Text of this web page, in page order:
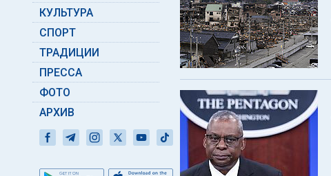
КУЛЬТУРА
СПОРТ
ТРАДИЦИИ
ПРЕССА
ФОТО
АРХИВ